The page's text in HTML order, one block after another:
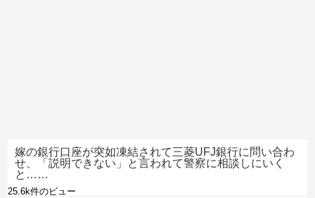
嫁の銀行口座が突如凍結されて三菱UFJ銀行に問い合わ
せ、「説明できない」と言われて警察に相談しにいく
と……
25.6k件のビュー